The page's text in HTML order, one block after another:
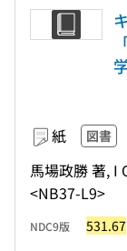
紙 図書
馬場政勝 著, I
<NB37-L9>
NDC9版 531.67